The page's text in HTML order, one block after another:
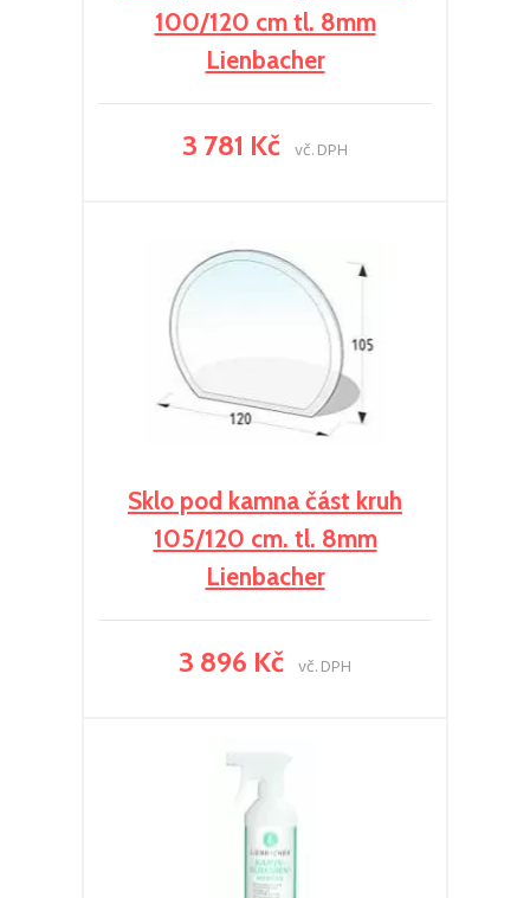
100/120 cm tl. 8mm
Lienbacher
3 781 Kč vč. DPH
Sklo pod kamna část kruh
105/120 cm. tl. 8mm
Lienbacher
3 896 Kč vč. DPH